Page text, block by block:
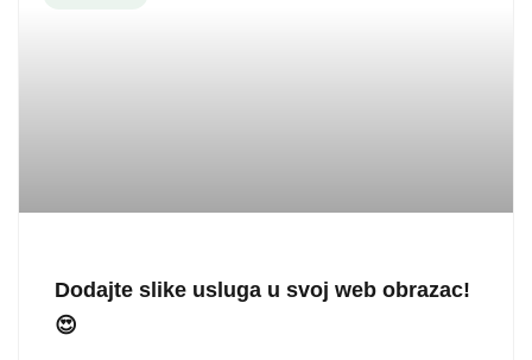
Dodajte slike usluga u svoj web obrazac!
😍